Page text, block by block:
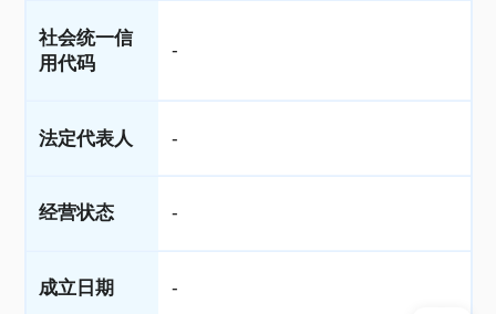
社会统一信
用代码
-
法定代表人 -
经营状态 -
成立日期 -